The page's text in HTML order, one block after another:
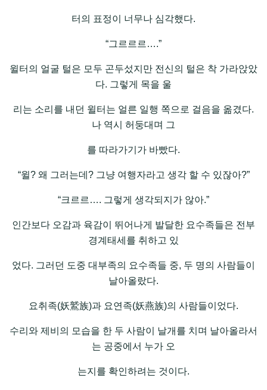
터의 표정이 너무나 심각했다.
“그르르르….”
윌터의 얼굴 털은 모두 곤두섰지만 전신의 털은 착 가라앉았
다. 그렇게 목을 울
리는 소리를 내던 윌터는 얼른 일행 쪽으로 걸음을 옮겼다.
나 역시 허둥대며 그
를 따라가기가 바빴다.
“윌? 왜 그러는데? 그냥 여행자라고 생각 할 수 있잖아?”
“크르르…. 그렇게 생각되지가 않아.”
인간보다 오감과 육감이 뛰어나게 발달한 요수족들은 전부
경계태세를 취하고 있
었다. 그러던 도중 대부족의 요수족들 중, 두 명의 사람들이
날아올랐다.
요취족(妖鷲族)과 요연족(妖燕族)의 사람들이었다.
수리와 제비의 모습을 한 두 사람이 날개를 치며 날아올라서
는 공중에서 누가 오
는지를 확인하려는 것이다.